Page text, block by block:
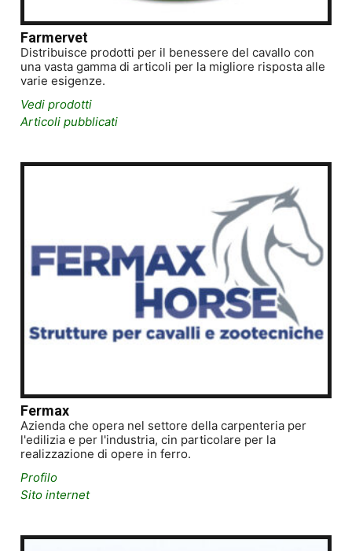
Farmervet
Distribuisce prodotti per il benessere del cavallo con
una vasta gamma di articoli per la migliore risposta alle
varie esigenze.
Vedi prodotti
Articoli pubblicati
Fermax
Azienda che opera nel settore della carpenteria per
l'edilizia e per l'industria, cin particolare per la
realizzazione di opere in ferro.
Profilo
Sito internet